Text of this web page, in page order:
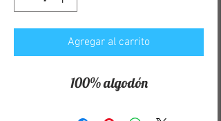
Agregar al carrito
100% algodón